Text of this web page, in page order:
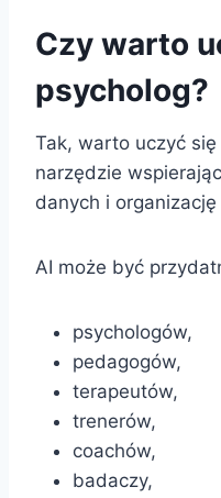
Czy warto
psycholog?
Tak, warto uczyć
narzędzie
danych i
AI może być
psychologów,
pedagogów,
terapeutów,
trenerów,
coachów,
badaczy,